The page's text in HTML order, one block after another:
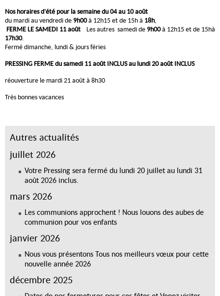
Nos horaires d'été pour la semaine du 04 au 10 août
du mardi au vendredi de 9h00à 12h15 et de 15h à 18h,
FERME LE SAMEDI 11 août Les autres samedi de 9h00à 12h15 et de 15hà
17h30.
Fermé dimanche, lundi & jours féries
PRESSING FERME du samedi 11 août INCLUS au lundi 20 août INCLUS
réouverture le mardi 21 août à 8h30
Très bonnes vacances
Autres actualités
juillet 2026
Votre Pressing sera fermé du lundi 20 juillet au lundi 31
août 2026 inclus.
mars 2026
Les communions approchent ! Nous louons des aubes de
communion pour vos enfants
janvier 2026
Nous vous présentons Tous nos meilleurs vœux pour cette
nouvelle année 2026
décembre 2025